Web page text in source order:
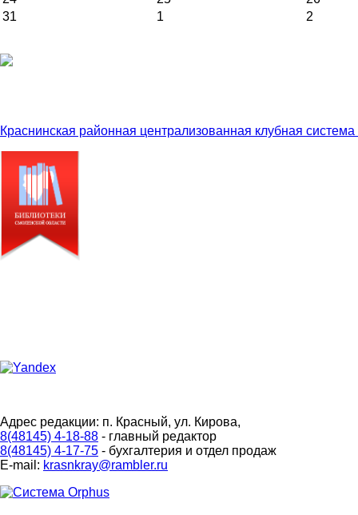
31
1 2
Краснинская районная централизованная клубная
Адрес редакции: п. Красный, ул. Кирова,
8(48145) 4-18-88 - главный редактор
8(48145) 4-17-75 - бухгалтерия и отдел продаж
E-mail: krasnkray@rambler.ru